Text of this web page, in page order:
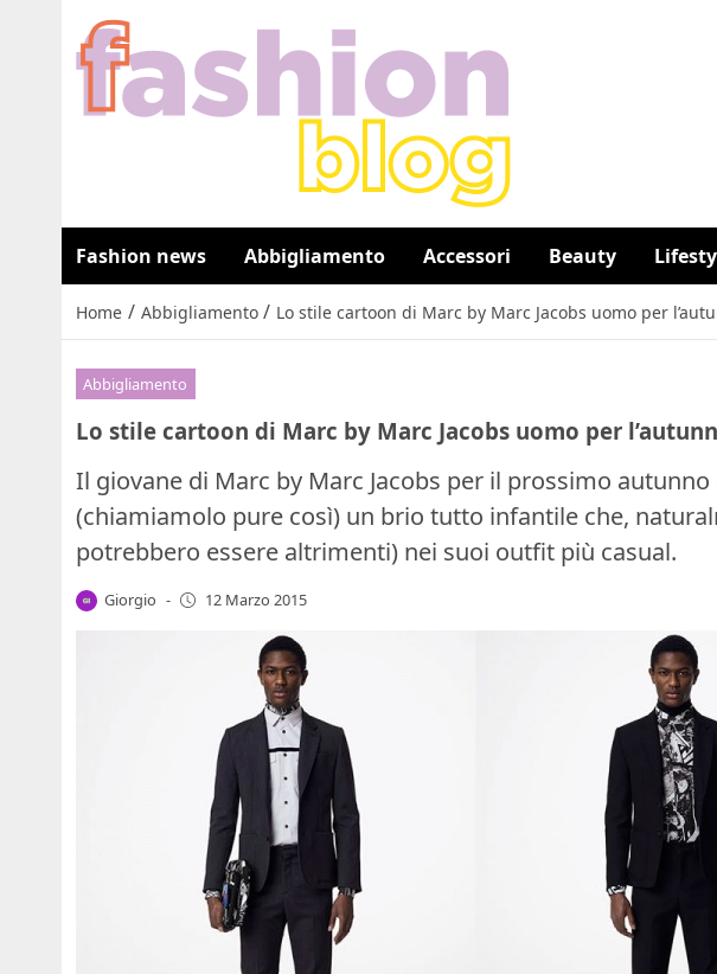
Fashion news Abbigliamento Accessori Beauty
Home / Abbigliamento / Lo stile cartoon di Marc by Marc Jacobs uomo per
Abbigliamento
Lo stile cartoon di Marc by Marc Jacobs uomo per
Il giovane di Marc by Marc Jacobs per il prossimo
(chiamiamolo pure così) un brio tutto infantile che,
potrebbero essere altrimenti) nei suoi outfit più casual.
Giorgio - 12 Marzo 2015